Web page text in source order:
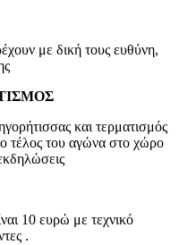
με δική τους ευθύνη,
και τερματισμός
τέλος του αγώνα στο χώρο
10 ευρώ με τεχνικό
.